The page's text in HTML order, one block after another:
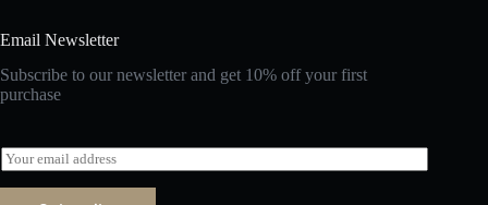
Email Newsletter
Subscribe to our newsletter and get 10% off your first
purchase
E
m
a